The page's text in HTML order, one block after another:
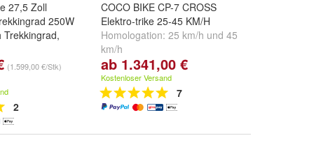
27,5 Zoll
250W
Trekkingrad,
Acera,
hydraulische
Gloss
und
(1.599,00 €/Stk)
2
COCO BIKE CP-7 CROSS
Elektro-trike 25-45 KM/H
Homologation: 25 km/h und 45
km/h
ab 1.341,00 €
Kostenloser Versand
7